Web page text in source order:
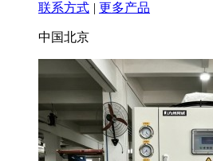
联系方式 | 更多产品
中国北京